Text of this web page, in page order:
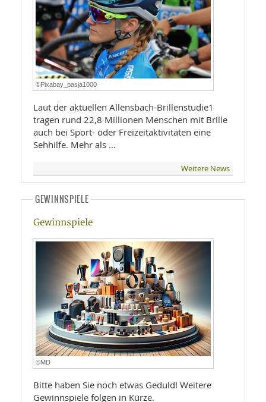
©Pixabay_pasja1000
Laut der aktuellen Allensbach-Brillenstudie1
tragen rund 22,8 Millionen Menschen mit Brille
auch bei Sport- oder Freizeitaktivitäten eine
Sehhilfe. Mehr als …
Weitere News
GEWINNSPIELE
Gewinnspiele
©MD
Bitte haben Sie noch etwas Geduld! Weitere
Gewinnspiele folgen in Kürze.